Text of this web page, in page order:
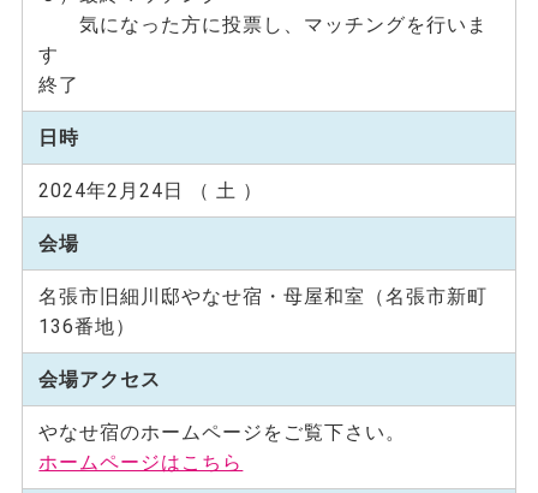
気になった方に投票し、マッチングを行いま
す
終了
日時
2024年2月24日 （ 土 ）
会場
名張市旧細川邸やなせ宿・母屋和室（名張市新町
136番地）
会場アクセス
やなせ宿のホームページをご覧下さい。
ホームページはこちら